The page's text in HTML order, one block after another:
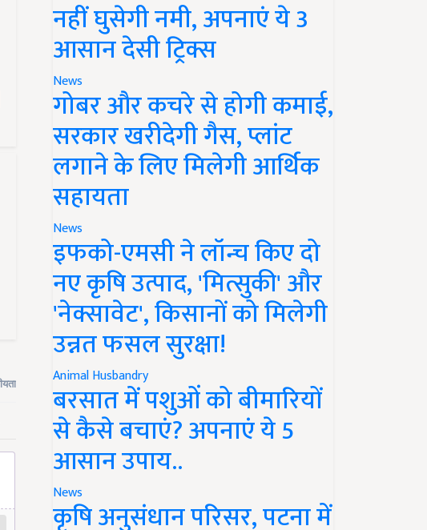
नहीं घुसेगी नमी, अपनाएं ये 3
आसान देसी ट्रिक्स
News
गोबर और कचरे से होगी कमाई,
सरकार खरीदेगी गैस, प्लांट
लगाने के लिए मिलेगी आर्थिक
सहायता
News
इफको-एमसी ने लॉन्च किए दो
नए कृषि उत्पाद, 'मित्सुकी' और
'नेक्सावेट', किसानों को मिलेगी
उन्नत फसल सुरक्षा!
Animal Husbandry
बरसात में पशुओं को बीमारियों
से कैसे बचाएं? अपनाएं ये 5
आसान उपाय..
News
कृषि अनुसंधान परिसर, पटना में